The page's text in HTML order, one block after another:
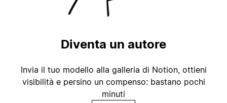
Diventa un autore
Invia il tuo modello alla galleria di Notion, ottieni
visibilità e persino un compenso: bastano pochi
minuti